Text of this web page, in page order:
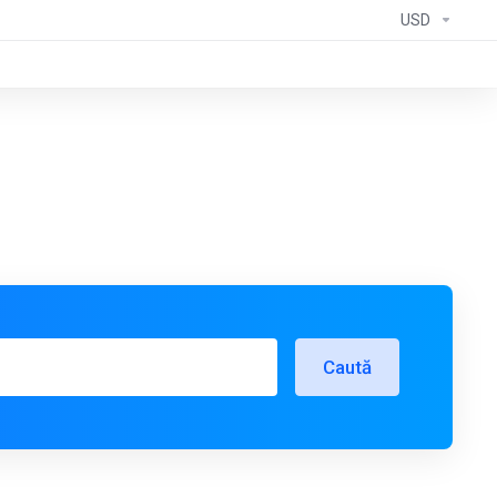
USD
Caută